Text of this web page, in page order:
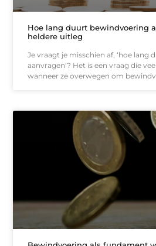
Hoe lang duurt bewindvoering
heldere uitleg
Je vraagt je misschien af, ‘hoe lang
aanvragen‘? Het is een vraag die
wanneer ze overwegen om